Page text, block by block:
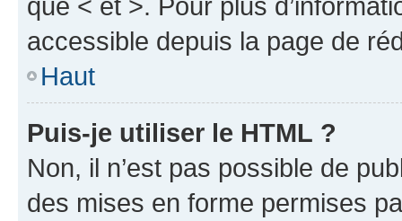
accessible depuis la page de
Haut
Puis-je utiliser le HTML ?
Non, il n’est pas possible de
des mises en forme permises